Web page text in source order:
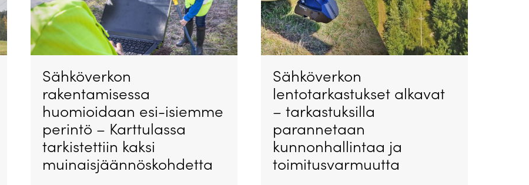
Sähköverkon
rakentamisessa
huomioidaan esi-isiemme
perintö – Karttulassa
tarkistettiin kaksi
muinaisjäännöskohdetta
Sähköverkon
lentotarkastukset alkavat
– tarkastuksilla
parannetaan
kunnonhallintaa ja
toimitusvarmuutta